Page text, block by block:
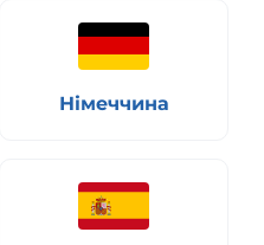
Німеччина